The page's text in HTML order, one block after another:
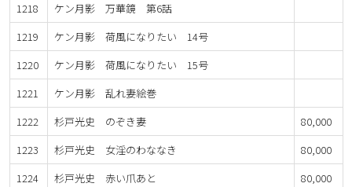
1218
ケン月影 万華鏡 第6話
1219
ケン月影 荷風になりたい 14号
1220
ケン月影 荷風になりたい 15号
1221
ケン月影 乱れ妻絵巻
1222
杉戸光史 のぞき妻
80,000
1223
杉戸光史 女淫のわななき
80,000
1224
杉戸光史 赤い爪あと
80,000